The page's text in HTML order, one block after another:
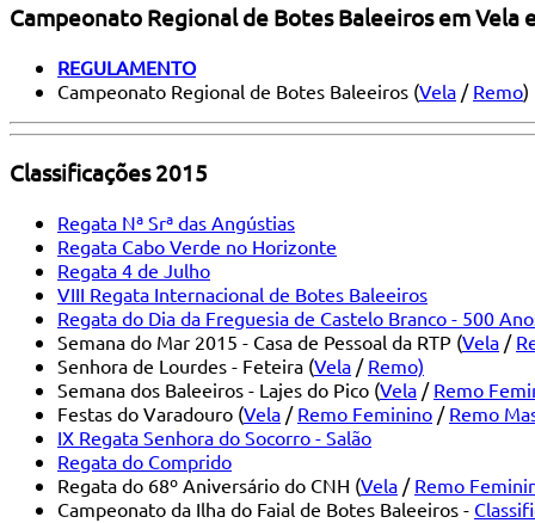
Campeonato Regional de Botes Baleeiros em Vela
REGULAMENTO
Campeonato Regional de Botes Baleeiros (Vela / Remo)
Classificações 2015
Regata Nª Srª das Angústias
Regata Cabo Verde no Horizonte
Regata 4 de Julho
VIII Regata Internacional de Botes Baleeiros
Regata do Dia da Freguesia de Castelo Branco - 500
Semana do Mar 2015 - Casa de Pessoal da RTP (Vela /
Senhora de Lourdes - Feteira (Vela / Remo)
Semana dos Baleeiros - Lajes do Pico (Vela / Remo
Festas do Varadouro (Vela / Remo Feminino / Remo
IX Regata Senhora do Socorro - Salão
Regata do Comprido
Regata do 68º Aniversário do CNH (Vela / Remo
Campeonato da Ilha do Faial de Botes Baleeiros -